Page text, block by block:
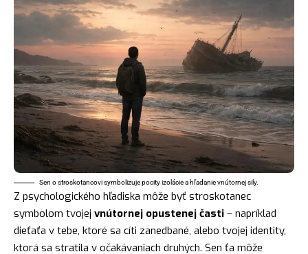
Sen o stroskotancovi symbolizuje pocity izolácie a hľadanie vnútornej sily.
Z psychologického hľadiska môže byť stroskotanec
symbolom tvojej vnútornej opustenej časti – napríklad
dieťaťa v tebe, ktoré sa cíti zanedbané, alebo tvojej identity,
ktorá sa stratila v očakávaniach druhých. Sen ťa môže